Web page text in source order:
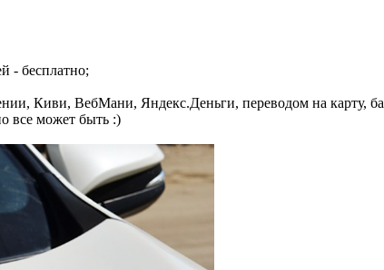
- бесплатно;
Киви, ВебМани, Яндекс.Деньги, переводом на карту,
все может быть :)